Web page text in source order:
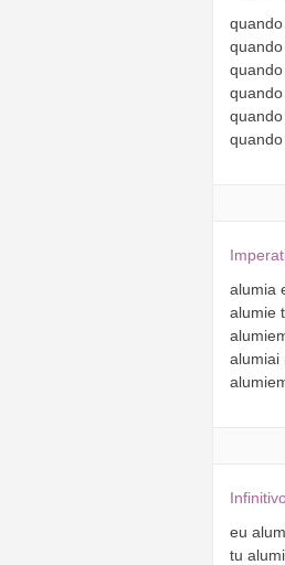
quando
quando
quando
quando
quando
quando
alumia
alumie
alumiai
eu
tu